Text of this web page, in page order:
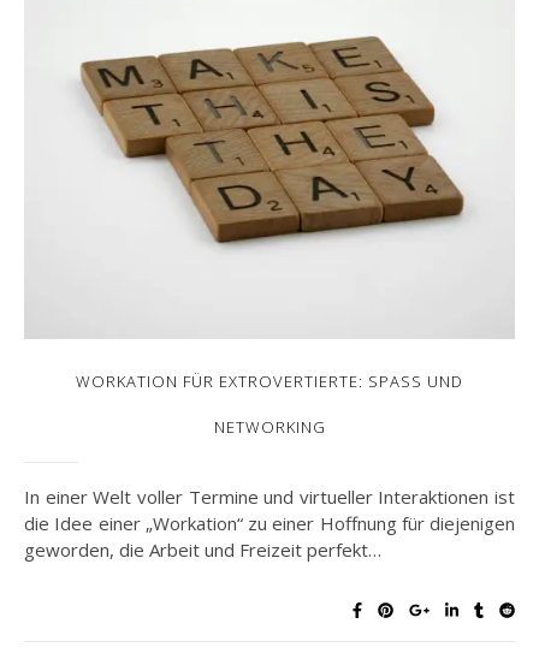
WORKATION FÜR EXTROVERTIERTE: SPASS UND N
ETWORKING
In einer Welt voller Termine und virtueller Interaktionen ist
die Idee einer „Workation“ zu einer Hoffnung für diejenigen
geworden, die Arbeit und Freizeit perfekt…